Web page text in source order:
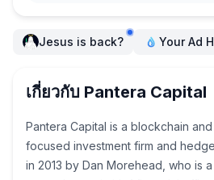
Jesus is back? Your Ad
เกี่ยวกับ Pantera Capital
Pantera Capital is a blockchain
focused investment firm and
in 2013 by Dan Morehead, who is